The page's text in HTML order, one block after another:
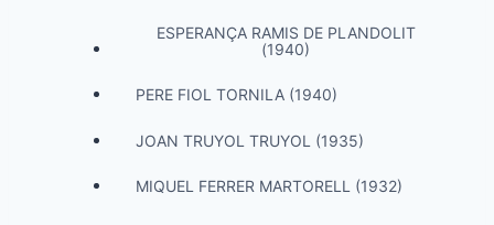
ESPERANÇA RAMIS DE PLANDOLIT
(1940)
PERE FIOL TORNILA (1940)
JOAN TRUYOL TRUYOL (1935)
MIQUEL FERRER MARTORELL (1932)